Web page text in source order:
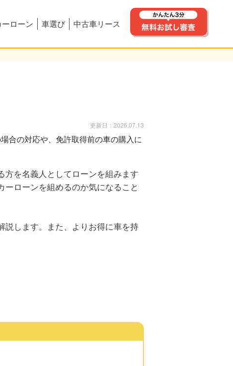
ーローン 車選び 中古車リース
更新日：2026.07.13
を名義人としてローンを組みます
ローンを組めるのか気になること
説します。また、よりお得に車を持